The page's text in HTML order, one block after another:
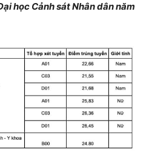
học Cảnh sát Nhân dân năm